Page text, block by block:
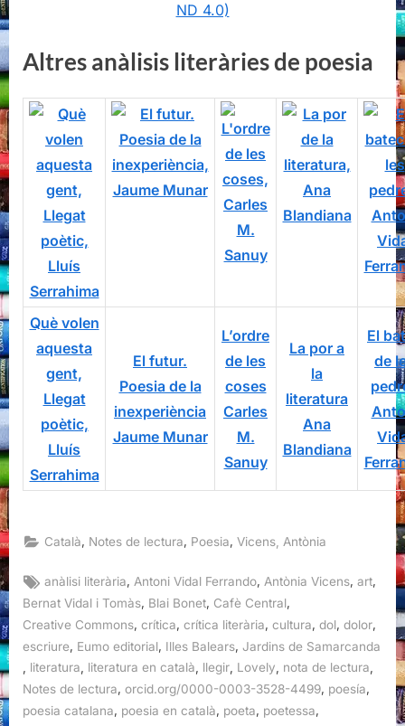
ND 4.0)
Altres anàlisis literàries de poesia
Què volen
aquesta
gent,
Llegat
poètic,
Lluís
Serrahima
El futur.
Poesia de la
inexperiència
Jaume Munar
L’ordre
de les
coses
Carles
M.
Sanuy
La por a
la
literatura
Ana
Blandiana
El
de
Català, Notes de lectura, Poesia,Vicens, Antònia
Tags:
anàlisi literària, Antoni Vidal Ferrando, Antònia Vicens,art,
Bernat Vidal i Tomàs, Blai Bonet, Cafè Central,
Creative Commons crítica crítica literària cultura dol dolor
escriure
Eumo editorial Illes Balears Jardins de Samarcanda
literatura literatura en català llegir Lovely nota de lectura
Notes de lectura, orcid.org/0000-0003-3528-4499, poesía,
poesia catalana
poesia en català poeta poetessa